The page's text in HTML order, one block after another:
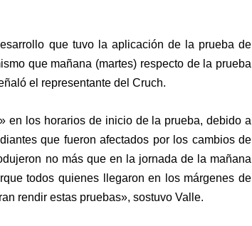
que tuvo la aplicación de la prueba de
que mañana (martes) respecto de la prueba
el representante del Cruch.
en los horarios de inicio de la prueba, debido a
que fueron afectados por los cambios de
no más que en la jornada de la mañana
todos quienes llegaron en los márgenes de
rendir estas pruebas», sostuvo Valle.